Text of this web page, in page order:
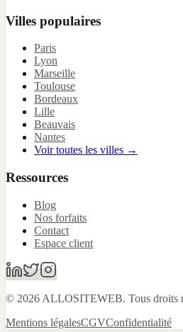
Villes populaires
Paris
Lyon
Marseille
Toulouse
Bordeaux
Lille
Beauvais
Nantes
Voir toutes les villes →
Ressources
Blog
Nos forfaits
Contact
Espace client
© 2026 ALLOSITEWEB. Tous droits
Mentions légalesCGVConfidentialité